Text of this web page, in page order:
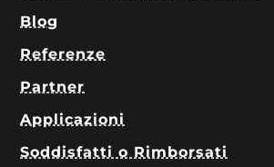
Blog
Referenze
Partner
Applicazioni
Soddisfatti o Rimborsati